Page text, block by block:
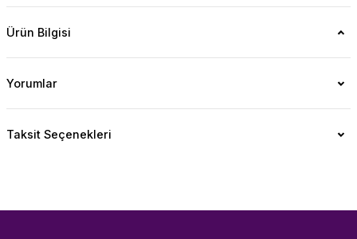
Ürün Bilgisi
Yorumlar
Taksit Seçenekleri